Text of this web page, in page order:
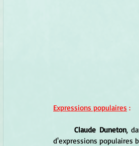
Expressions populaires :
Claude Duneton,
d'expressions populaires